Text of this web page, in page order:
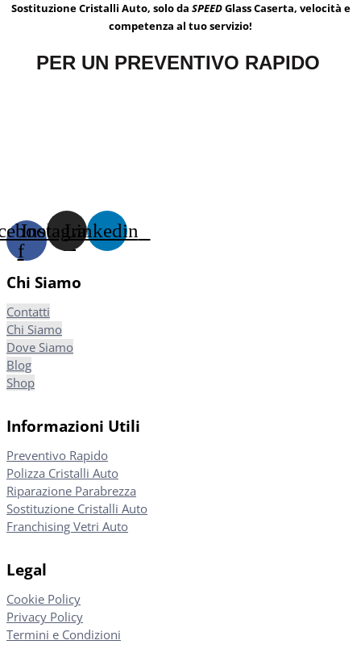
Sostituzione Cristalli Auto, solo da SPEEDGlass Caserta, velocità e
competenza al tuo servizio!
PER UN PREVENTIVO RAPIDO
f
InstagramLinkedin
Chi Siamo
Contatti
Chi Siamo
Dove Siamo
Blog
Shop
Informazioni Utili
Preventivo Rapido
Polizza Cristalli Auto
Riparazione Parabrezza
Sostituzione Cristalli Auto
Franchising Vetri Auto
Legal
Cookie Policy
Privacy Policy
Termini e Condizioni